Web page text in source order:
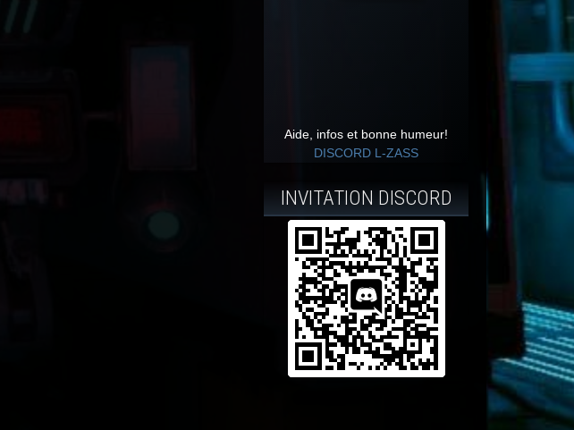
Aide, infos et bonne humeur!
DISCORD L-ZASS
INVITATION DISCORD